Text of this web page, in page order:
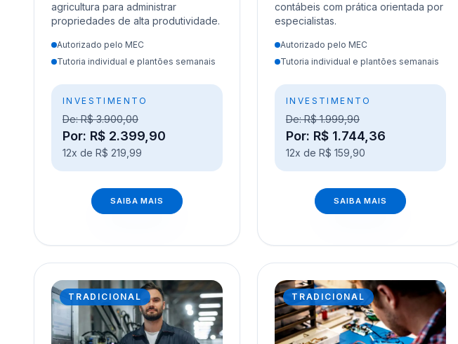
agricultura para administrar
propriedades de alta produtividade.
Autorizado pelo MEC
Tutoria individual e plantões semanais
INVESTIMENTO
De: R$ 3.900,00
Por: R$ 2.399,90
12x de R$ 219,99
SAIBA MAIS
contábeis com prática orientada por
especialistas.
Autorizado pelo MEC
Tutoria individual e plantões semanais
INVESTIMENTO
De: R$ 1.999,90
Por: R$ 1.744,36
12x de R$ 159,90
SAIBA MAIS
TRADICIONAL TRADICIONAL